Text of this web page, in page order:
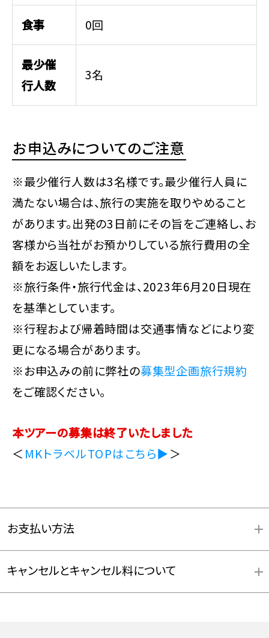
食事 0回
最少催
行人数
3名
お申込みについてのご注意
※最少催行人数は3名様です。最少催行人員に
満たない場合は、旅行の実施を取りやめること
があります。出発の3日前にその旨をご連絡し、お
客様から当社がお預かりしている旅行費用の全
額をお返しいたします。
※旅行条件・旅行代金は、2023年6月20日現在
を基準としています。
※行程および帰着時間は交通事情などにより変
更になる場合があります。
※お申込みの前に弊社の募集型企画旅行規約
をご確認ください。
本ツアーの募集は終了いたしました
＜ MKトラベルTOPはこちら▶＞
お支払い方法
キャンセルとキャンセル料について